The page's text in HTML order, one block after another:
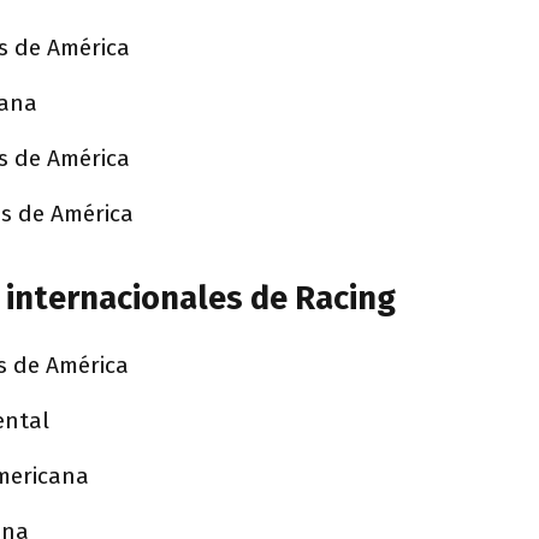
de América
de América
de América
de Racing
de América